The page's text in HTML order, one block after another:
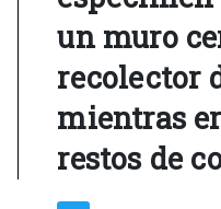
un muro
recolector
mientras
restos de